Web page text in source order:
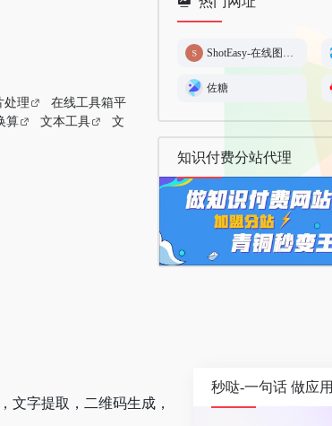
处理
在线工具箱平
算 文本工具
文
佐糖
知识付费分站代理
文字提取，二维码生成，
秒哒-一句话 做应用